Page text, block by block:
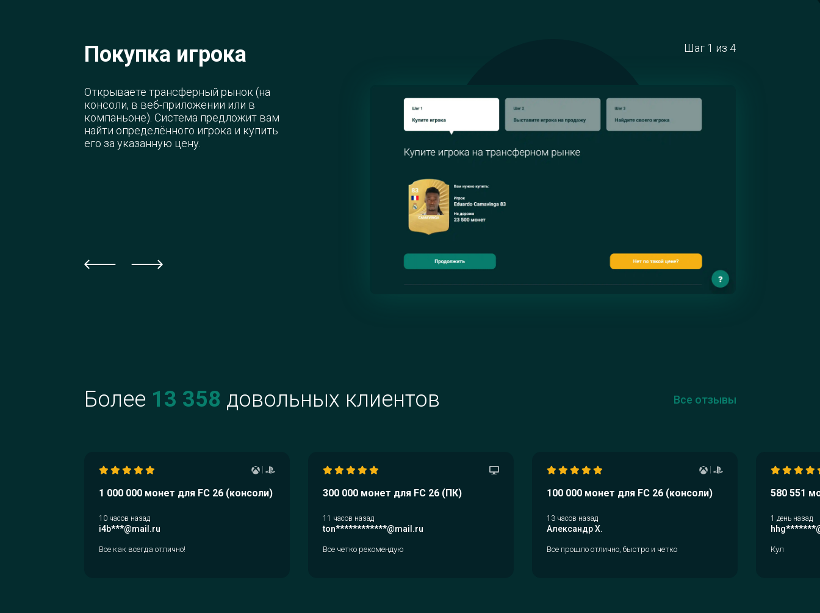
Покупка игрока
Открываете трансферный рынок (на
консоли, в веб-приложении или в
компаньоне). Система предложит вам
найти определённого игрока и купить
его за указанную цену.
Шаг 1 из 4
одноразовый код подтверждения входа.
На этапе оформления заказа мы будем
Более 13 358 довольных клиентов Все отзывы
1 000 000 монет для FC 26 (консоли)
10 часов назад
i4b***@mail.ru
Все как всегда отлично!
300 000 монет для FC 26 (ПК)
11 часов назад
ton************@mail.ru
Все четко рекомендую
100 000 монет для FC 26 (консоли)
13 часов назад
Александр Х.
Все прошло отлично, быстро и четко
580 551
1 день назад
Кул